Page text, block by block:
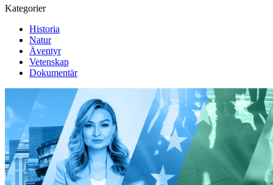
Kategorier
Historia
Natur
Äventyr
Vetenskap
Dokumentär